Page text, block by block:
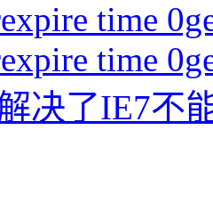
time
time
决了IE7不